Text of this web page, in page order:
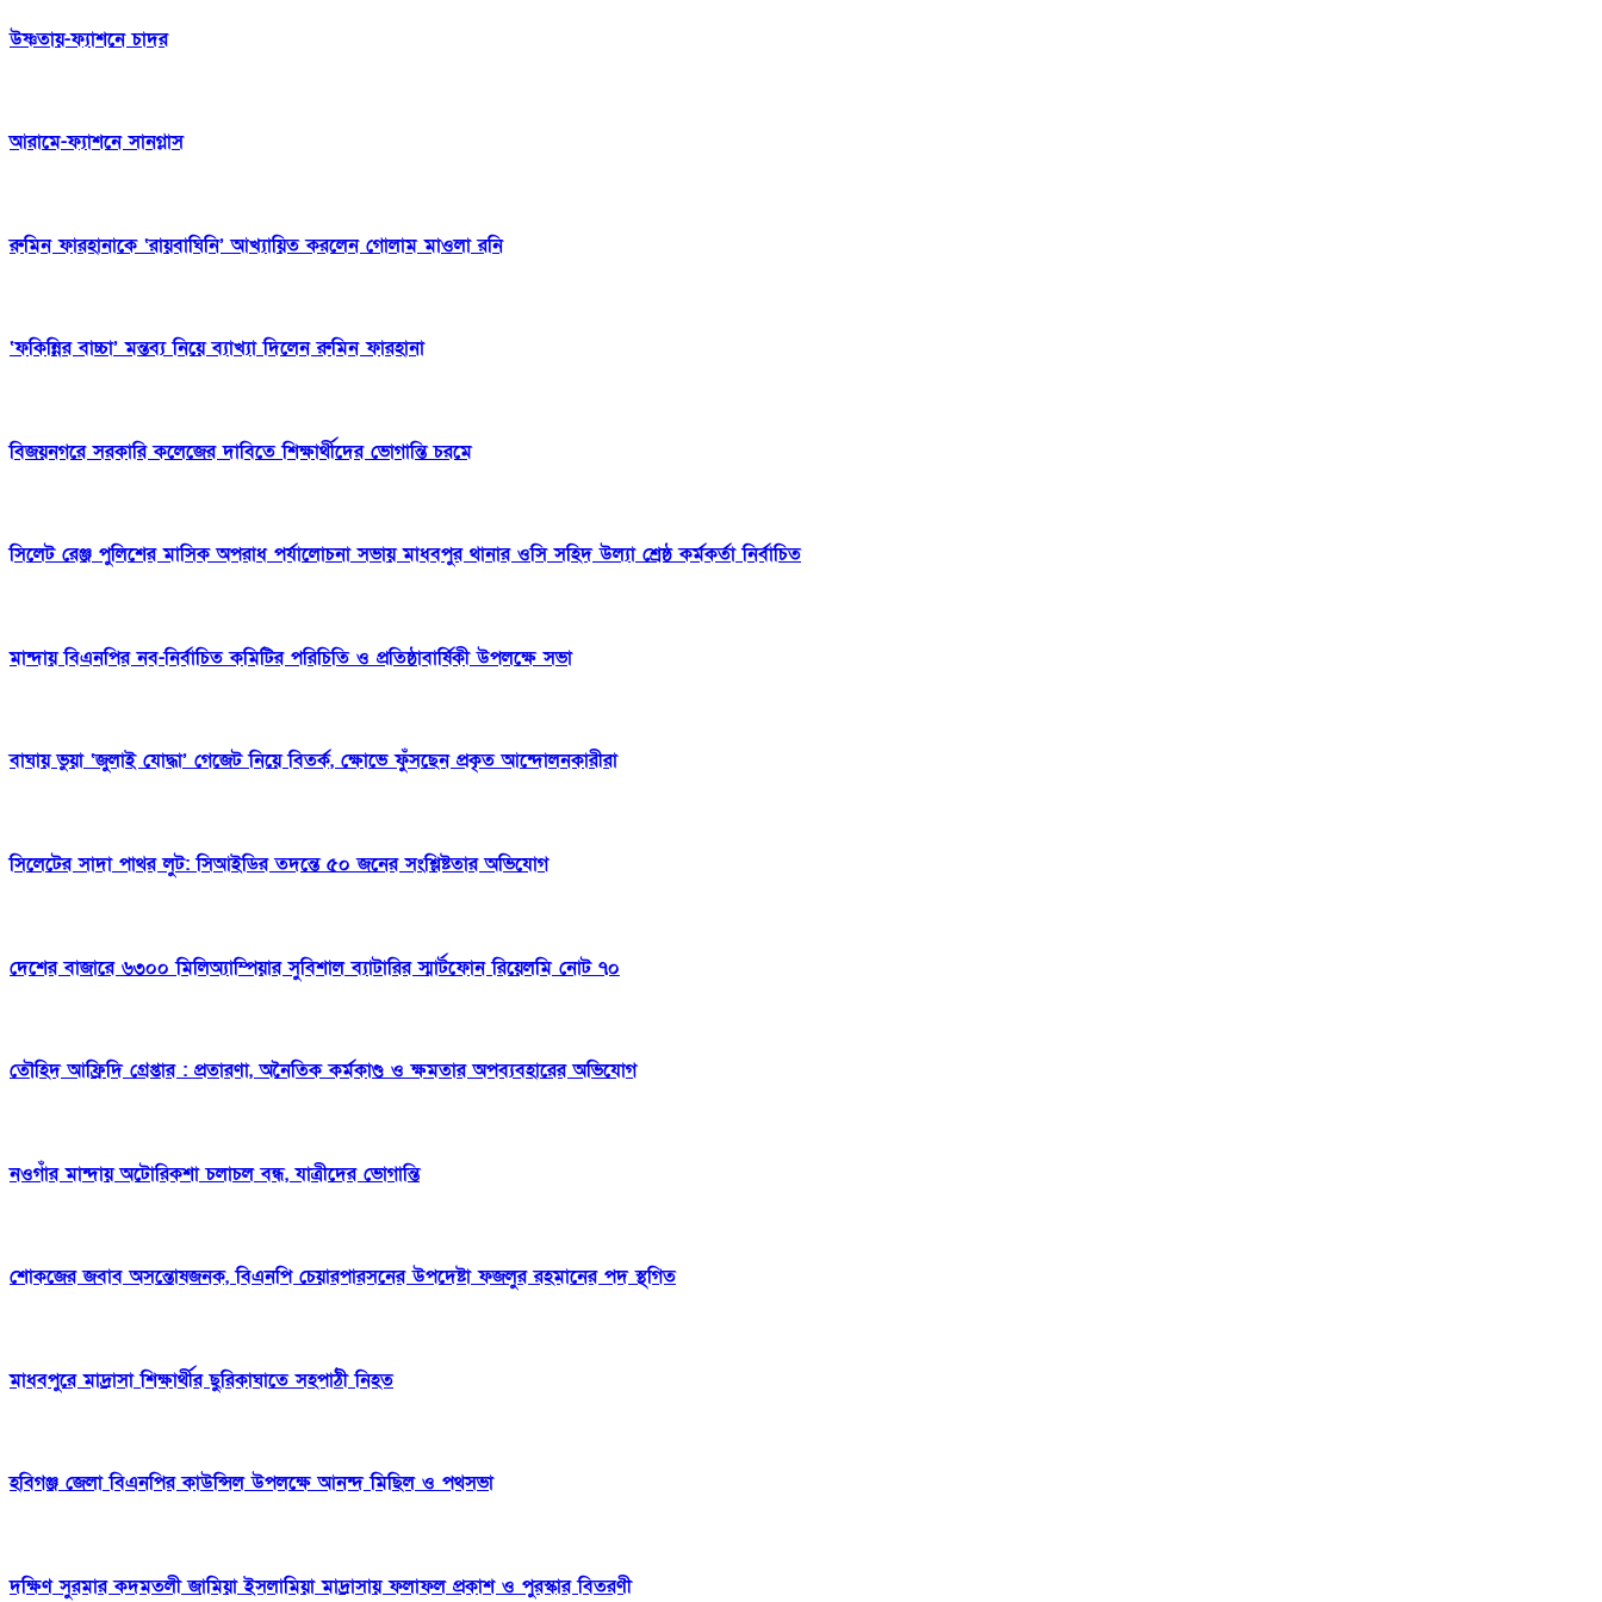
উষ্ণতায়-ফ্যাশনে চাদর
আরামে-ফ্যাশনে সানগ্লাস
রুমিন ফারহানাকে ‘রায়বাঘিনি’ আখ্যায়িত করলেন গোলাম মাওলা রনি
‘ফকিন্নির বাচ্চা’ মন্তব্য নিয়ে ব্যাখ্যা দিলেন রুমিন ফারহানা
বিজয়নগরে সরকারি কলেজের দাবিতে শিক্ষার্থীদের ভোগান্তি চরমে
সিলেট রেঞ্জ পুলিশের মাসিক অপরাধ পর্যালোচনা সভায় মাধবপুর থানার ওসি সহিদ উল্যা শ্রেষ্ঠ কর্মকর্তা নির্বাচিত
মান্দায় বিএনপির নব-নির্বাচিত কমিটির পরিচিতি ও প্রতিষ্ঠাবার্ষিকী উপলক্ষে সভা
বাঘায় ভুয়া ‘জুলাই যোদ্ধা’ গেজেট নিয়ে বিতর্ক, ক্ষোভে ফুঁসছেন প্রকৃত আন্দোলনকারীরা
সিলেটের সাদা পাথর লুট: সিআইডির তদন্তে ৫০ জনের সংশ্লিষ্টতার অভিযোগ
দেশের বাজারে ৬৩০০ মিলিঅ্যাম্পিয়ার সুবিশাল ব্যাটারির স্মার্টফোন রিয়েলমি নোট ৭০
তৌহিদ আফ্রিদি গ্রেপ্তার : প্রতারণা, অনৈতিক কর্মকাণ্ড ও ক্ষমতার অপব্যবহারের অভিযোগ
নওগাঁর মান্দায় অটোরিকশা চলাচল বন্ধ, যাত্রীদের ভোগান্তি
শোকজের জবাব অসন্তোষজনক, বিএনপি চেয়ারপারসনের উপদেষ্টা ফজলুর রহমানের পদ স্থগিত
মাধবপুরে মাদ্রাসা শিক্ষার্থীর ছুরিকাঘাতে সহপাঠী নিহত
হবিগঞ্জ জেলা বিএনপির কাউন্সিল উপলক্ষে আনন্দ মিছিল ও পথসভা
দক্ষিণ সুরমার কদমতলী জামিয়া ইসলামিয়া মাদ্রাসায় ফলাফল প্রকাশ ও পুরস্কার বিতরণী